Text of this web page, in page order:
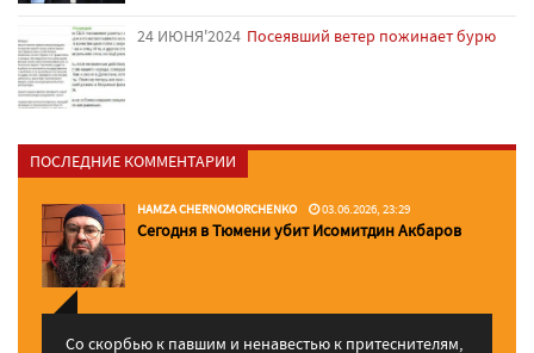
24 ИЮНЯ'2024 Посеявший ветер пожинает бурю
ПОСЛЕДНИЕ КОММЕНТАРИИ
HAMZA CHERNOMORCHENKO 03.06.2026, 23:29
Сегодня в Тюмени убит Исомитдин Акбаров
Со скорбью к павшим и ненавестью к притеснителям,